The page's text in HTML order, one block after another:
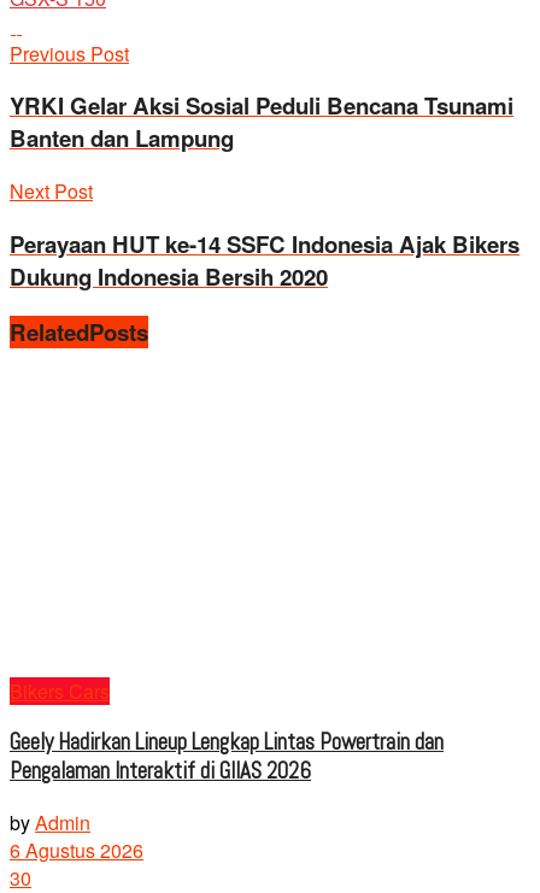
Previous Post
YRKI Gelar Aksi Sosial Peduli Bencana Tsunami
Banten dan Lampung
Next Post
Perayaan HUT ke-14 SSFC Indonesia Ajak Bikers
Dukung Indonesia Bersih 2020
RelatedPosts
Bikers Cars
Geely Hadirkan Lineup Lengkap Lintas Powertrain dan
Pengalaman Interaktif di GIIAS 2026
byAdmin
6 Agustus 2026
30